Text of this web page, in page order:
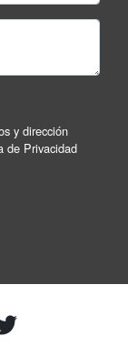
y dirección
de Privacidad